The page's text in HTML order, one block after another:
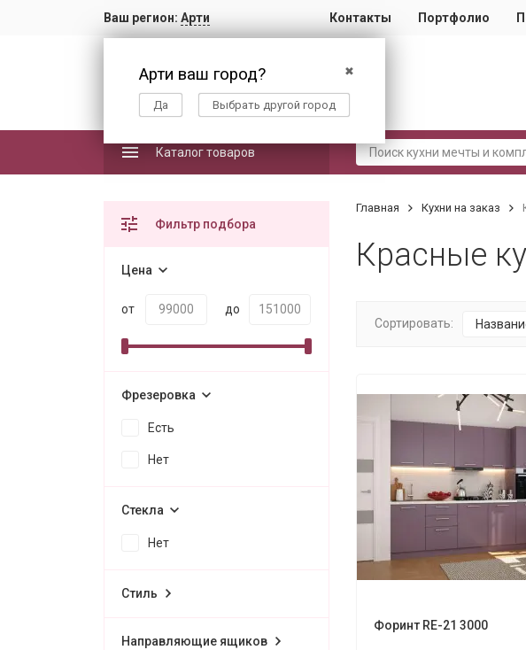
Ваш регион: Арти
✖
Арти ваш город?
Да Выбрать другой город
Контакты Портфолио
Каталог товаров
Главная Кухни на заказ
Красные
Сортировать:
Форинт RE-21 3000
Фильтр подбора
Цена
от до
Фрезеровка
Есть
Нет
Стекла
Нет
Стиль
Направляющие ящиков